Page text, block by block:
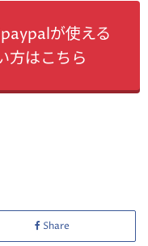
が使える
方はこちら
Share